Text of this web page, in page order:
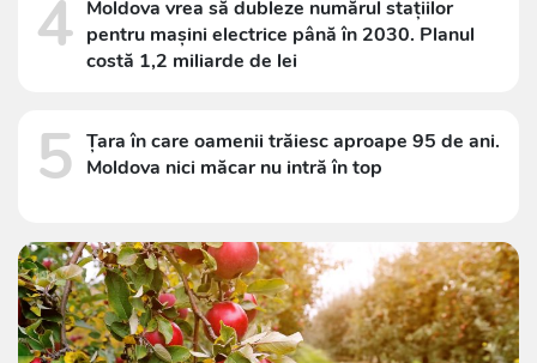
4 Moldova vrea să dubleze numărul stațiilor
pentru mașini electrice până în 2030. Planul
costă 1,2 miliarde de lei
5 Țara în care oamenii trăiesc aproape 95 de ani.
Moldova nici măcar nu intră în top